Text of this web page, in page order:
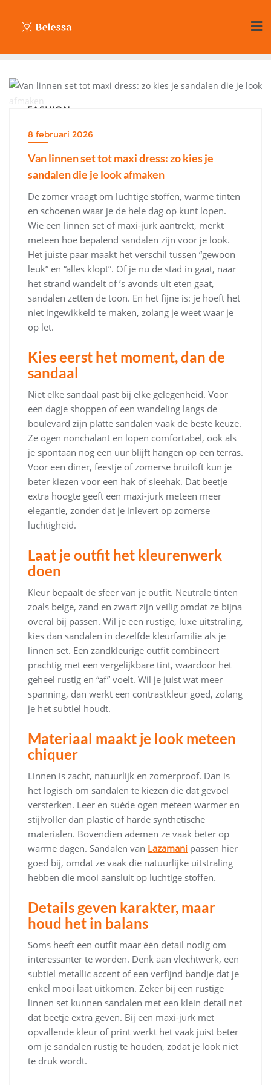
inhoud
FASHION
8 februari 2026
Van linnen set tot maxi dress: zo kies je
sandalen die je look afmaken
De zomer vraagt om luchtige stoffen, warme tinten
en schoenen waar je de hele dag op kunt lopen.
Wie een linnen set of maxi-jurk aantrekt, merkt
meteen hoe bepalend sandalen zijn voor je look.
Het juiste paar maakt het verschil tussen “gewoon
leuk” en “alles klopt”. Of je nu de stad in gaat, naar
het strand wandelt of ’s avonds uit eten gaat,
sandalen zetten de toon. En het fijne is: je hoeft het
niet ingewikkeld te maken, zolang je weet waar je
op let.
Kies eerst het moment, dan de
sandaal
Niet elke sandaal past bij elke gelegenheid. Voor
een dagje shoppen of een wandeling langs de
boulevard zijn platte sandalen vaak de beste keuze.
Ze ogen nonchalant en lopen comfortabel, ook als
je spontaan nog een uur blijft hangen op een terras.
Voor een diner, feestje of zomerse bruiloft kun je
beter kiezen voor een hak of sleehak. Dat beetje
extra hoogte geeft een maxi-jurk meteen meer
elegantie, zonder dat je inlevert op zomerse
luchtigheid.
Laat je outfit het kleurenwerk
doen
Kleur bepaalt de sfeer van je outfit. Neutrale tinten
zoals beige, zand en zwart zijn veilig omdat ze bijna
overal bij passen. Wil je een rustige, luxe uitstraling,
kies dan sandalen in dezelfde kleurfamilie als je
linnen set. Een zandkleurige outfit combineert
prachtig met een vergelijkbare tint, waardoor het
geheel rustig en “af” voelt. Wil je juist wat meer
spanning, dan werkt een contrastkleur goed, zolang
je het subtiel houdt.
Materiaal maakt je look meteen
chiquer
Linnen is zacht, natuurlijk en zomerproof. Dan is
het logisch om sandalen te kiezen die dat gevoel
versterken. Leer en suède ogen meteen warmer en
stijlvoller dan plastic of harde synthetische
materialen. Bovendien ademen ze vaak beter op
warme dagen. Sandalen van Lazamani passen hier
goed bij, omdat ze vaak die natuurlijke uitstraling
hebben die mooi aansluit op luchtige stoffen.
Details geven karakter, maar
houd het in balans
Soms heeft een outfit maar één detail nodig om
interessanter te worden. Denk aan vlechtwerk, een
subtiel metallic accent of een verfijnd bandje dat je
enkel mooi laat uitkomen. Zeker bij een rustige
linnen set kunnen sandalen met een klein detail net
dat beetje extra geven. Bij een maxi-jurk met
opvallende kleur of print werkt het vaak juist beter
om je sandalen rustig te houden, zodat je look niet
te druk wordt.